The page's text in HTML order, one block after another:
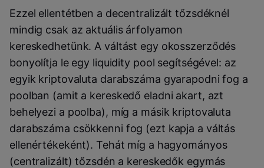
Ezzel ellentétben a decentralizált tőzsdéknél
mindig csak az aktuális árfolyamon
kereskedhetünk. A váltást egy okosszerződés
bonyolítja le egy liquidity pool segítségével: az
egyik kriptovaluta darabszáma gyarapodni fog a
poolban (amit a kereskedő eladni akart, azt
behelyezi a poolba), míg a másik kriptovaluta
darabszáma csökkenni fog (ezt kapja a váltás
ellenértékeként). Tehát míg a hagyományos
(centralizált) tőzsdén a kereskedők egymás